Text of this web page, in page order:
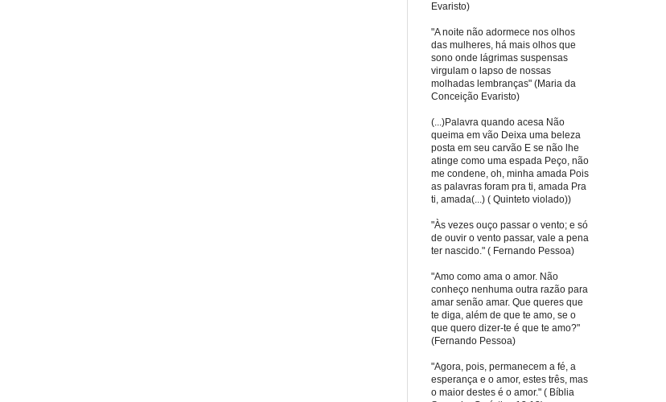
Evaristo)
"A noite não adormece nos olhos
das mulheres, há mais olhos que
sono onde lágrimas suspensas
virgulam o lapso de nossas
molhadas lembranças" (Maria da
Conceição Evaristo)
(...)Palavra quando acesa Não
queima em vão Deixa uma beleza
posta em seu carvão E se não lhe
atinge como uma espada Peço, não
me condene, oh, minha amada Pois
as palavras foram pra ti, amada Pra
ti, amada(...) ( Quinteto violado))
"Às vezes ouço passar o vento; e só
de ouvir o vento passar, vale a pena
ter nascido." ( Fernando Pessoa)
"Amo como ama o amor. Não
conheço nenhuma outra razão para
amar senão amar. Que queres que
te diga, além de que te amo, se o
que quero dizer-te é que te amo?"
(Fernando Pessoa)
"Agora, pois, permanecem a fé, a
esperança e o amor, estes três, mas
o maior destes é o amor." ( Bíblia